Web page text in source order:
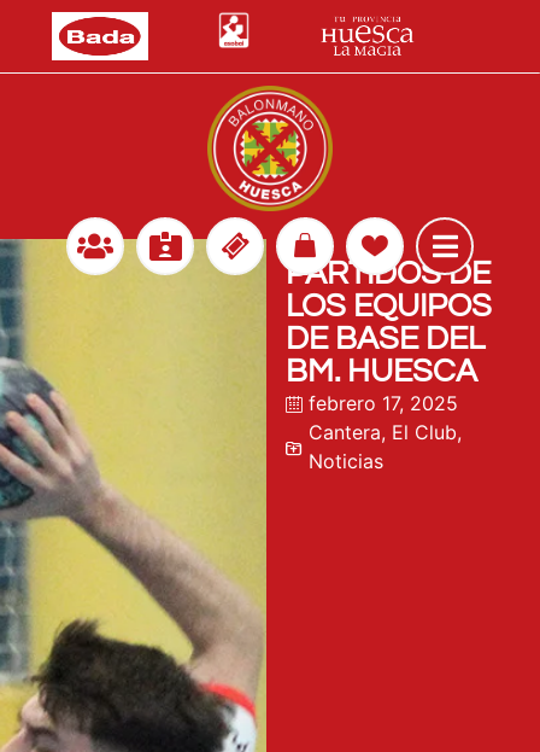
PARTIDOS DE
LOS EQUIPOS
DE BASE DEL
BM. HUESCA
febrero 17, 2025
Cantera, El Club,
Noticias